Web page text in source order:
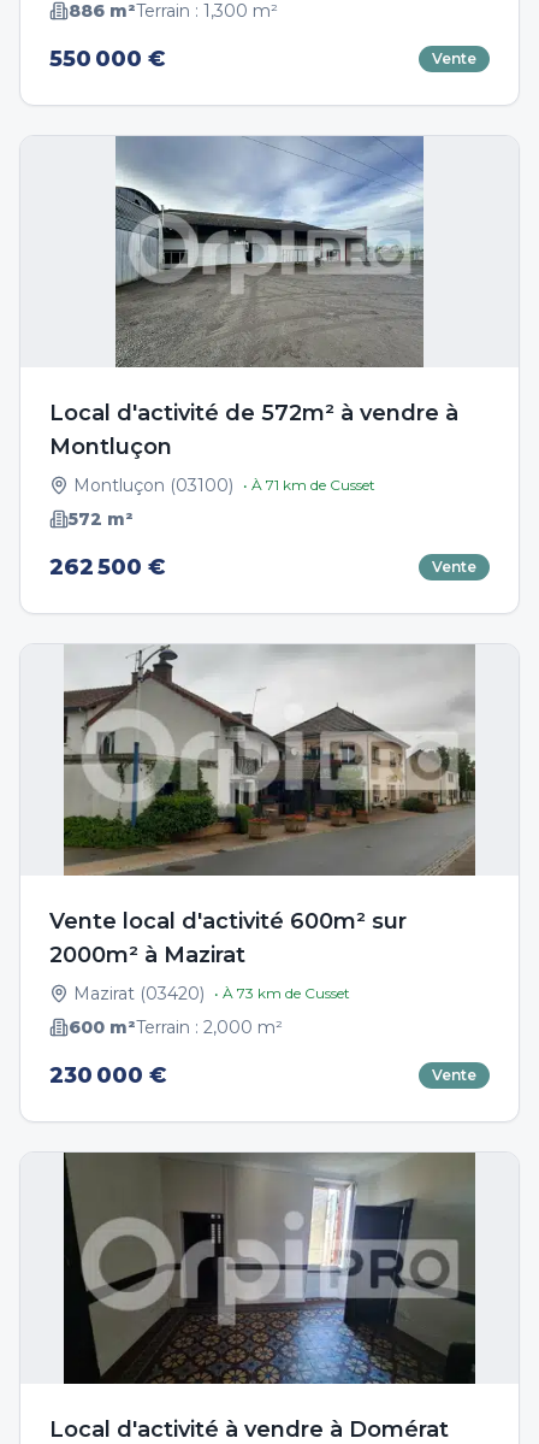
886 m²Terrain : 1,300 m²
550 000 € Vente
Local d'activité de 572m² à vendre à
Montluçon
Montluçon (03100) • À 71 km de Cusset
572 m²
262 500 € Vente
Vente local d'activité 600m² sur
2000m² à Mazirat
Mazirat (03420) • À 73 km de Cusset
600 m²Terrain : 2,000 m²
230 000 € Vente
Local d'activité à vendre à Domérat